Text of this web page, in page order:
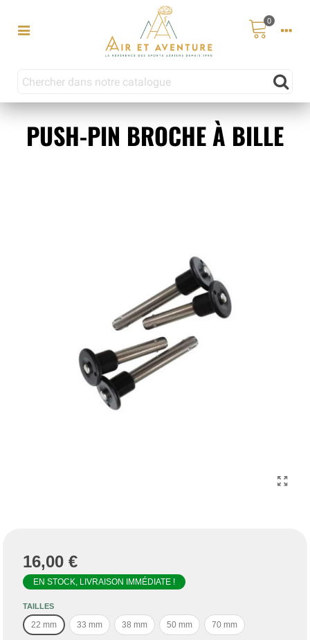
0
PUSH-PIN BROCHE À BILLE
16,00 €
EN STOCK, LIVRAISON IMMÉDIATE !
TAILLES
22 mm 33 mm 38 mm 50 mm 70 mm